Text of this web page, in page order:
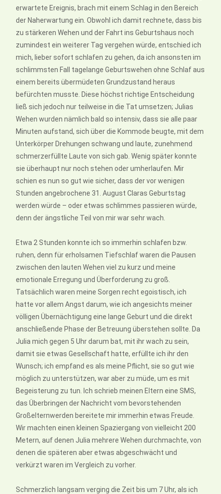
erwartete Ereignis, brach mit einem Schlag in den Bereich
der Naherwartung ein. Obwohl ich damit rechnete, dass bis
zu stärkeren Wehen und der Fahrt ins Geburtshaus noch
zumindest ein weiterer Tag vergehen würde, entschied ich
mich, lieber sofort schlafen zu gehen, da ich ansonsten im
schlimmsten Fall tagelange Geburtswehen ohne Schlaf aus
einem bereits übermüdeten Grundzustand heraus
befürchten musste. Diese höchst richtige Entscheidung
ließ sich jedoch nur teilweise in die Tat umsetzen; Julias
Wehen wurden nämlich bald so intensiv, dass sie alle paar
Minuten aufstand, sich über die Kommode beugte, mit dem
Unterkörper Drehungen schwang und laute, zunehmend
schmerzerfüllte Laute von sich gab. Wenig später konnte
sie überhaupt nur noch stehen oder umherlaufen. Mir
schien es nun so gut wie sicher, dass der vor wenigen
Stunden angebrochene 31. August Claras Geburtstag
werden würde – oder etwas schlimmes passieren würde,
denn der ängstliche Teil von mir war sehr wach.
Etwa 2 Stunden konnte ich so immerhin schlafen bzw.
ruhen, denn für erholsamen Tiefschlaf waren die Pausen
zwischen den lauten Wehen viel zu kurz und meine
emotionale Erregung und Überforderung zu groß.
Tatsächlich waren meine Sorgen recht egoistisch, ich
hatte vor allem Angst darum, wie ich angesichts meiner
völligen Übernächtigung eine lange Geburt und die direkt
anschließende Phase der Betreuung überstehen sollte. Da
Julia mich gegen 5 Uhr darum bat, mit ihr wach zu sein,
damit sie etwas Gesellschaft hatte, erfüllte ich ihr den
Wunsch; ich empfand es als meine Pflicht, sie so gut wie
möglich zu unterstützen, war aber zu müde, um es mit
Begeisterung zu tun. Ich schrieb meinen Eltern eine SMS,
das Überbringen der Nachricht vom bevorstehenden
Großelternwerden bereitete mir immerhin etwas Freude.
Wir machten einen kleinen Spaziergang von vielleicht 200
Metern, auf denen Julia mehrere Wehen durchmachte, von
denen die späteren aber etwas abgeschwächt und
verkürzt waren im Vergleich zu vorher.
Schmerzlich langsam verging die Zeit bis um 7 Uhr, als ich